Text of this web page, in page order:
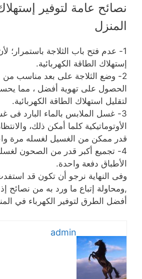
نصائح عامة لتوفير
المنزل
1- عدم فتح باب الثلاجة باستمرار؛
إستهلاك الطاقة الكهربائية.
2- وضع الثلاجة على بعد مناسب
الحصول على تهوية أفضل ، مما
لتقليل استهلاك الطاقة الكهربائية.
3- غسل الملابس بالماء البارد فى
الأوتوماتيكية كلما أمكن ذلك،
قدر ممكن من الغسيل لغسله مرة
4- تجميع أكبر قدر من الصحون
الأطباق دفعة واحدة.
وفى النهاية نرجو أن تكون قد
,ومحاولة إتباع ما ورد به من نصائح
أفضل الطرق لتوفير الكهرباء في
admin